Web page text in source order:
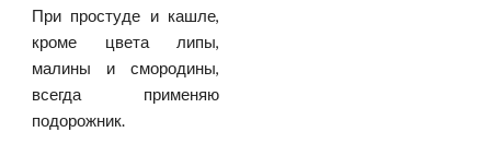
При простуде и кашле,
кроме цвета липы,
малины и смородины,
всегда применяю
подорожник.